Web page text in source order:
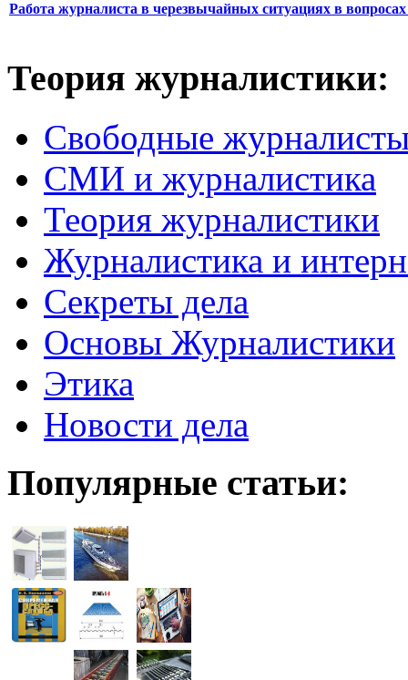
Работа журналиста в черезвычайных ситуациях в вопросах
Теория журналистики:
Свободные
СМИ и журналистика
Теория журналистики
Журналистика и
Секреты дела
Основы Журналистики
Этика
Новости дела
Популярные статьи: